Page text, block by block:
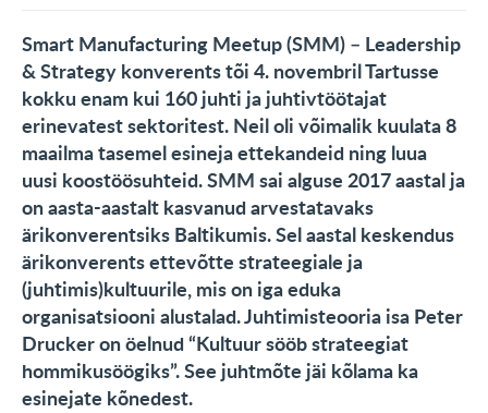
Smart Manufacturing Meetup (SMM) – Leadership
& Strategykonverents tõi 4. novembril Tartusse
kokku enam kui 160 juhti ja juhtivtöötajat
erinevatest sektoritest. Neil oli võimalik kuulata 8
maailma tasemel esineja ettekandeid ning luua
uusi koostöösuhteid. SMM sai alguse 2017 aastal ja
on aasta-aastalt kasvanud arvestatavaks
ärikonverentsiks Baltikumis. Sel aastal keskendus
ärikonverents ettevõtte strateegiale ja
(juhtimis)kultuurile, mis on iga eduka
organisatsiooni alustalad. Juhtimisteooria isa Peter
Drucker on öelnud “Kultuur sööb strateegiat
hommikusöögiks”. See juhtmõte jäi kõlama ka
esinejate kõnedest.